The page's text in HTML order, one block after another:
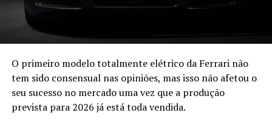
A distribuição para Portugal, Andorra, Marrocos, Itália e
Espanha estará a cargo da Galloper Ibérica havendo a
possibilidade destes novos Galloper serem fabricados em
O primeiro modelo totalmente elétrico da Ferrari não
tem sido consensual nas opiniões, mas isso não afetou o
seu sucesso no mercado uma vez que a produção
prevista para 2026 já está toda vendida.